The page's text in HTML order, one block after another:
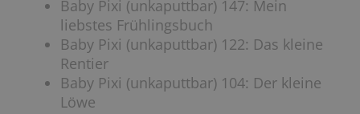
Baby Pixi (unkaputtbar) 147: Mein
liebstes Frühlingsbuch
Baby Pixi (unkaputtbar) 122: Das kleine
Rentier
Baby Pixi (unkaputtbar) 104: Der kleine
Löwe